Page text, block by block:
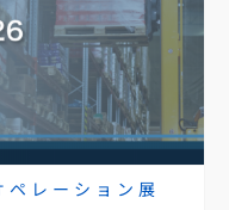
ペレーション展